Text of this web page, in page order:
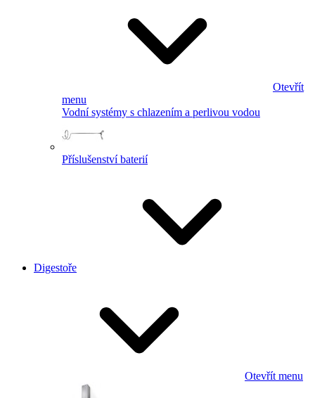
Otevřít
menu
Vodní systémy s chlazením a perlivou vodou
Příslušenství baterií
Digestoře
Otevřít menu